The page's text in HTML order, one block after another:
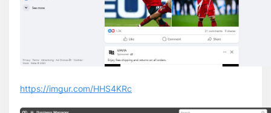
https://imgur.com/HHS4KRc